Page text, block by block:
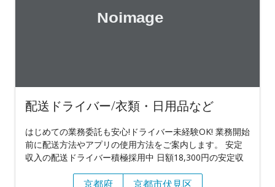
配送ドライバー/衣類・日用品など
はじめての業務委託も安心!ドライバー未経験OK! 業務開始
前に配送方法やアプリの使用方法をご案内します。 安定
収入の配送ドライバー積極採用中 日額18,300円の安定収
京都府
京都市伏見区